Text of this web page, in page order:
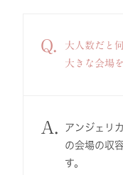
Q.
大人数だと
大きな会場
A.
アンジェリ
の会場の収
す。